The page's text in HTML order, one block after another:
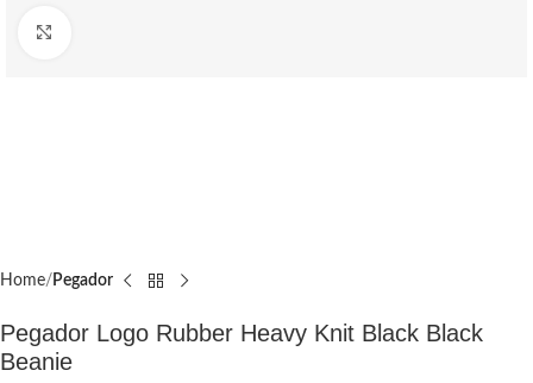
Home Pegador​
Pegador Logo Rubber Heavy Knit Black Black
Beanie